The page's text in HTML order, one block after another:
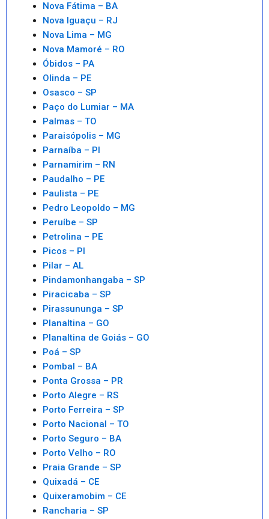
Nova Fátima – BA
Nova Iguaçu – RJ
Nova Lima – MG
Nova Mamoré – RO
Óbidos – PA
Olinda – PE
Osasco – SP
Paço do Lumiar – MA
Palmas – TO
Paraisópolis – MG
Parnaíba – PI
Parnamirim – RN
Paudalho – PE
Paulista – PE
Pedro Leopoldo – MG
Peruíbe – SP
Petrolina – PE
Picos – PI
Pilar – AL
Pindamonhangaba – SP
Piracicaba – SP
Pirassununga – SP
Planaltina – GO
Planaltina de Goiás – GO
Poá – SP
Pombal – BA
Ponta Grossa – PR
Porto Alegre – RS
Porto Ferreira – SP
Porto Nacional – TO
Porto Seguro – BA
Porto Velho – RO
Praia Grande – SP
Quixadá – CE
Quixeramobim – CE
Rancharia – SP